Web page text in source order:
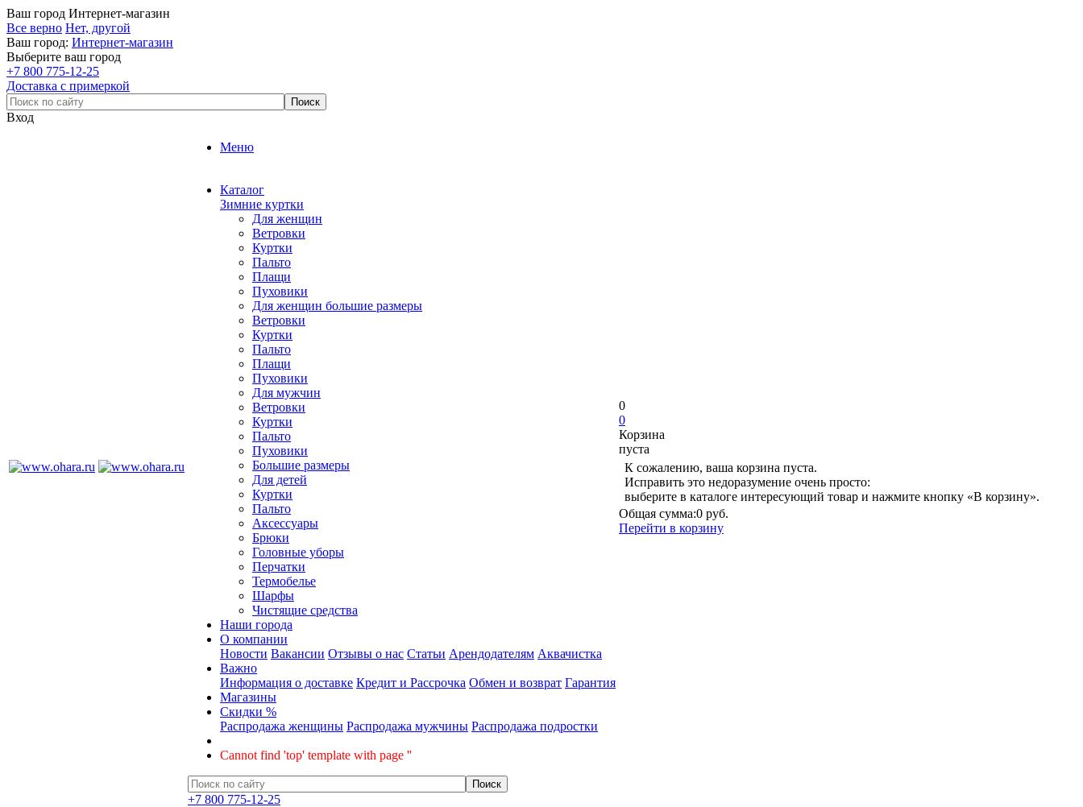
Ваш город Интернет-магазин
Все верно Нет, другой
Ваш город: Интернет-магазин
Выберите ваш город
+7 800 775-12-25
Доставка с примеркой
Вход
Меню
Каталог
Зимние куртки
Для женщин
Ветровки
Куртки
Пальто
Плащи
Пуховики
Для женщин большие размеры
Ветровки
Куртки
Пальто
Плащи
Пуховики
Для мужчин
Ветровки
Куртки
Пальто
Пуховики
Большие размеры
Для детей
Куртки
Пальто
Аксессуары
Брюки
Головные уборы
Перчатки
Термобелье
Шарфы
Чистящие средства
Наши города
О компании
Новости Вакансии Отзывы о нас Статьи Арендодателям Аквачистка
Важно
Информация о доставке Кредит и Рассрочка Обмен и возврат Гарантия
Магазины
Скидки %
Распродажа женщины Распродажа мужчины Распродажа подростки
Cannot find 'top' template with page ''
+7 800 775-12-25
0
0
Корзина
пуста
К сожалению, ваша корзина пуста.
Исправить это недоразумение очень просто:
выберите в каталоге интересующий товар и нажмите кнопку «В корзину».
Общая сумма:0 руб.
Перейти в корзину